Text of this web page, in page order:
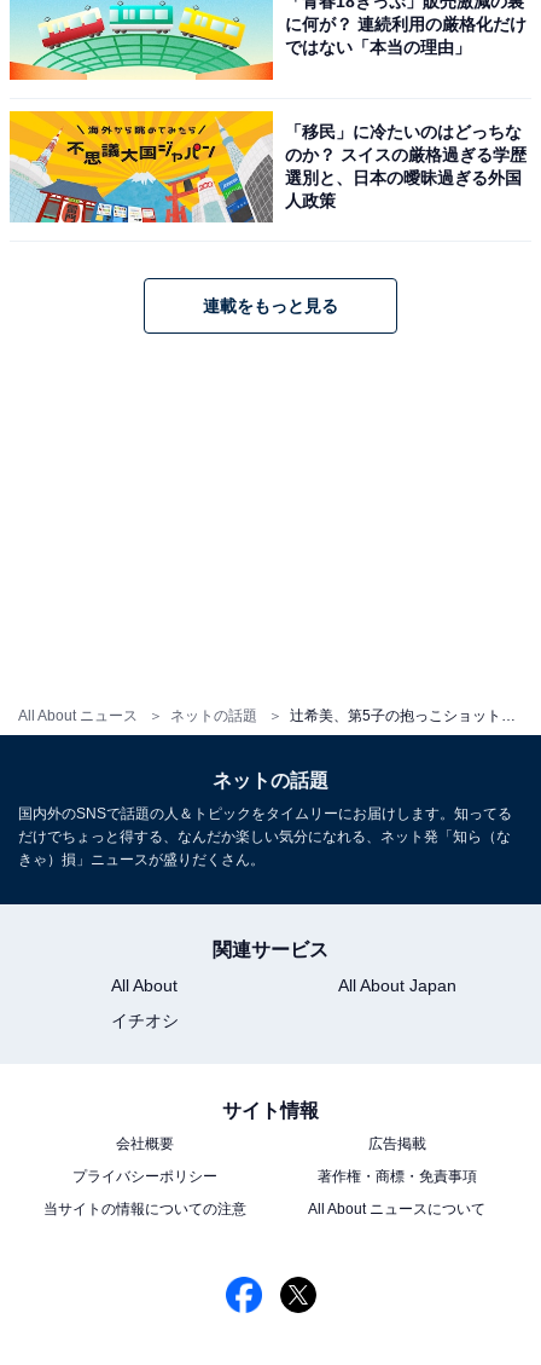
All About ニュース ネットの話題
に何が？ 連続利用の厳格化だけ
ではない「本当の理由」
「移民」に冷たいのはどっちな
のか？ スイスの厳格過ぎる学歴
選別と、日本の曖昧過ぎる外国
人政策
連載をもっと見る
ネットの話題
国内外のSNSで話題の人＆トピックをタイムリーにお届けします。知ってる
だけでちょっと得する、なんだか楽しい気分になれる、ネット発「知ら（な
きゃ）損」ニュースが盛りだくさん。
関連サービス
All About
All About Japan
イチオシ
サイト情報
会社概要
広告掲載
プライバシーポリシー
著作権・商標・免責事項
当サイトの情報についての注意
All About ニュースについて